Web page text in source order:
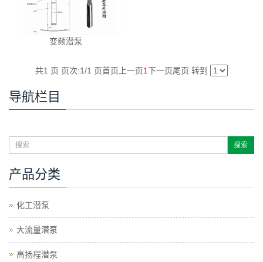
变频潜泵
共1 页 页次:1/1 页首页 上一页1下一页尾页 转到
导航栏目
产品分类
化工潜泵
大流量潜泵
高扬程潜泵